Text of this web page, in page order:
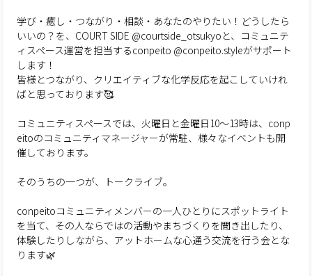
学び・癒し・つながり・相談・あなたのやりたい！どうしたら
いいの？を、COURT SIDE @courtside_otsukyo と、コミュニテ
ィスペース運営を担当するconpeito @conpeito.styleがサポート
します！
皆様とつながり、クリエイティブな化学反応を起こしていけれ
ばと思っております🥰
コミュニティスペースでは、火曜日と金曜日10〜13時は、conp
eitoのコミュニティマネージャーが常駐、様々なイベントも開
催しております。
そのうちの一つが、トークライブ。
conpeitoコミュニティメンバーの一人ひとりにスポットライト
を当て、その人ならではの活動やまちづくりを聞き出したり、
体験したりしながら、アットホームな心通う交流を行う会とな
ります🌿